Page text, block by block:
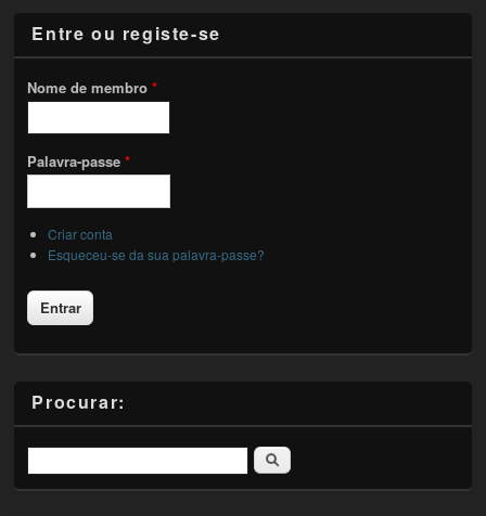
Entre ou registe-se
Nome de membro*
Palavra-passe*
Criar conta
Esqueceu-se da sua palavra-passe?
Procurar:
Pesquisar